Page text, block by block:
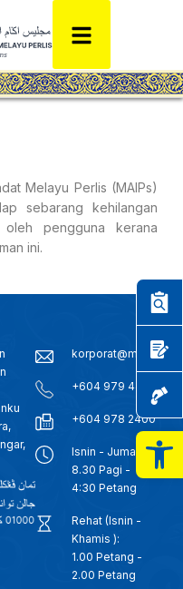
Melayu Perlis (MAIPs)
sebarang kehilangan
pengguna kerana
ini.
+604 979 4439
+604 978 2400
Isnin - Jumaat:
8.30 Pagi -
4:30 Petang
Rehat (Isnin -
Khamis ):
1.00 Petang -
2.00 Petang